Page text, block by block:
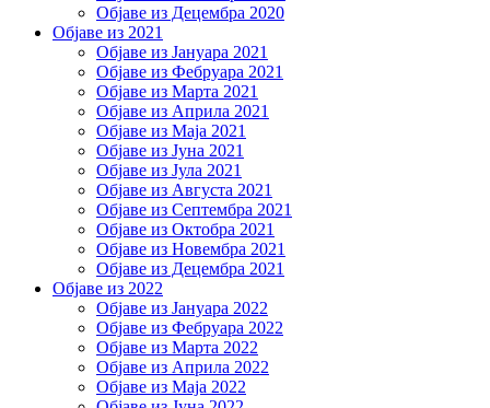
Објаве из Децембра 2020
Објаве из 2021
Објаве из Јануара 2021
Објаве из Фебруара 2021
Објаве из Марта 2021
Објаве из Априла 2021
Објаве из Маја 2021
Објаве из Јуна 2021
Објаве из Јула 2021
Објаве из Августа 2021
Објаве из Септембра 2021
Објаве из Октобра 2021
Објаве из Новембра 2021
Објаве из Децембра 2021
Објаве из 2022
Објаве из Јануара 2022
Објаве из Фебруара 2022
Објаве из Марта 2022
Објаве из Априла 2022
Објаве из Маја 2022